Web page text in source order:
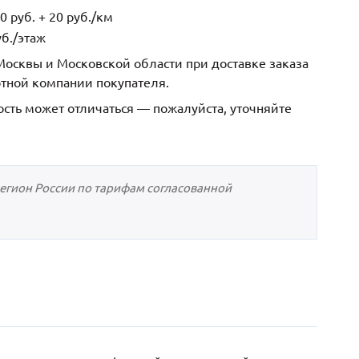
руб. + 20 руб./км
этаж
и Московской области при доставке заказа
компании покупателя.
может отличаться — пожалуйста, уточняйте
России по тарифам согласованной